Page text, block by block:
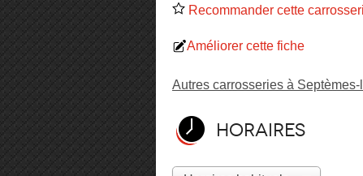
Recommander cette
Améliorer cette fiche
Autres carrosseries à
Horaires